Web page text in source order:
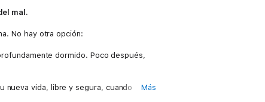
mal.
No hay otra opción:
dormido. Poco después,
nueva vida, libre y segura, cuando
Más